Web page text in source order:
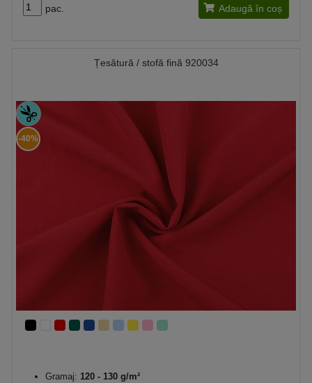
pac. Adaugă în coș
Țesătură / stofă fină 920034
-40%
Gramaj: 120 - 130 g/m²